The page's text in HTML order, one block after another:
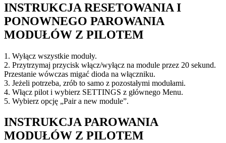
INSTRUKCJA RESETOWANIA I
PONOWNEGO PAROWANIA
MODUŁÓW Z PILOTEM
1. Wyłącz wszystkie moduły.
2. Przytrzymaj przycisk włącz/wyłącz na module przez 20 sekund.
Przestanie wówczas migać dioda na włączniku.
3. Jeżeli potrzeba, zrób to samo z pozostałymi modułami.
4. Włącz pilot i wybierz SETTINGS z głównego Menu.
5. Wybierz opcję „Pair a new module”.
INSTRUKCJA PAROWANIA
MODUŁÓW Z PILOTEM